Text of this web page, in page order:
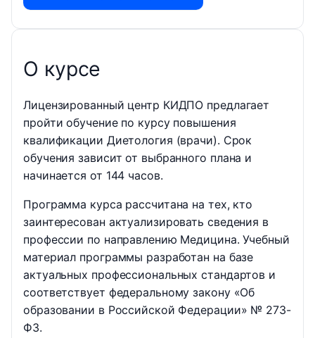
О курсе
Лицензированный центр КИДПО предлагает
пройти обучение по курсу повышения
квалификации Диетология (врачи). Срок
обучения зависит от выбранного плана и
начинается от 144 часов.
Программа курса рассчитана на тех, кто
заинтересован актуализировать сведения в
профессии по направлению Медицина. Учебный
материал программы разработан на базе
актуальных профессиональных стандартов и
соответствует федеральному закону «Об
образовании в Российской Федерации» № 273-
ФЗ.